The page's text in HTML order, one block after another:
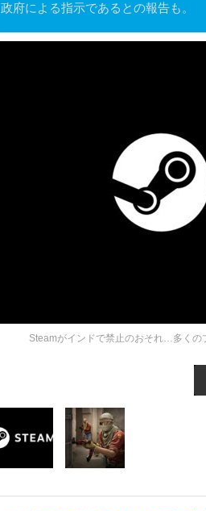
政府による指示であるとの報告も。
Steamがインドで禁止のおそれ…多く